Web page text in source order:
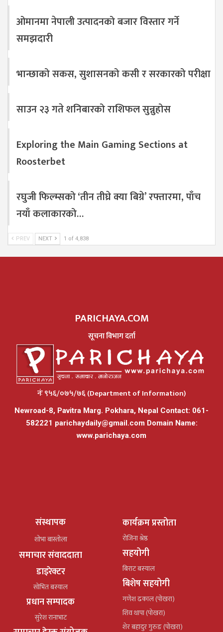
ओमानमा नेपाली उत्पादनको बजार विस्तार गर्ने
समझदारी
भान्छाको सकस, सुशासनको कसी र सरकारको परीक्षा
साउन २३ गते शनिबारको राशिफल सुन्नुहोस
Exploring the Main Gaming Sections at
Roosterbet
रघुजी फिल्म्सको ‘तीन तीघ्रे क्या बिग्रे’ रफ्तारमा, पाँच
नयाँ कलाकारको…
PREV NEXT 1 of 4,838
PARICHAYA.COM
सूचना विभाग दर्ता
नंः ९५६/०७५/७६ (Department of Information)
Newroad-8, Pavitra Marg. Pokhara, Nepal Contact: 061-
582221 parichaydaily@gmail.comDomain Name:
www.parichaya.com
संस्थापक
शोभा बास्तोला
समाचार संवाददाता
डाइरेक्टर
सोभित बस्याल
प्रधान सम्पादक
सुरेश रानाभाट
कार्यक्रम प्रस्तोता
रोजिना श्रेष्ठ
सहयोगी
बिराट बस्याल
बिशेष सहयोगी
गणेश ढकाल (पोखरा)
शिव थापा (पोखरा)
शेर बहादुर गुरुङ (पोखरा)